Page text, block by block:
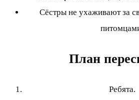
Сёстры не ухаживают за
План
Ребята.